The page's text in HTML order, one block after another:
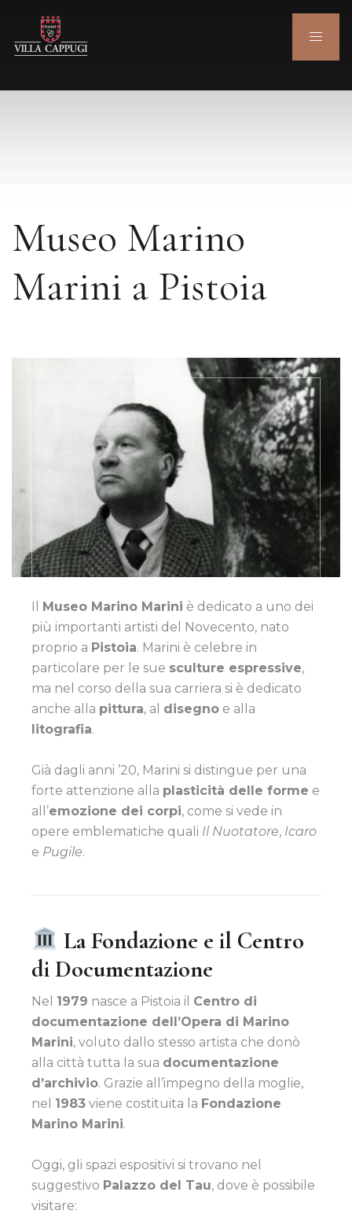
Museo Marino
Marini a Pistoia
Museo Marino Marini è dedicato a uno dei
più importanti artisti del Novecento, nato
proprio a Pistoia. Marini è celebre in
particolare per le sue sculture espressive,
ma nel corso della sua carriera si è dedicato
anche alla pittura, al disegno e alla
litografia.
Già dagli anni ’20, Marini si distingue per una
forte attenzione alla plasticità delle forme e
all’emozione dei corpi, come si vede in
opere emblematiche quali Il Nuotatore, Icaro
e Pugile.
La Fondazione e il Centro
di Documentazione
Nel 1979 nasce a Pistoia il Centro di
documentazione dell’Opera di Marino
Marini, voluto dallo stesso artista che donò
alla città tutta la sua documentazione
d’archivio. Grazie all’impegno della moglie,
nel 1983 viene costituita la Fondazione
Marino Marini.
Oggi, gli spazi espositivi si trovano nel
suggestivo Palazzo del Tau, dove è possibile
visitare: